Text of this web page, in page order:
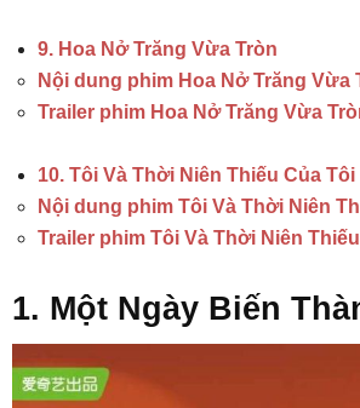
9. Hoa Nở Trăng Vừa Tròn
Nội dung phim Hoa Nở Trăng Vừa
Trailer phim Hoa Nở Trăng Vừa
10. Tôi Và Thời Niên Thiếu Của Tôi
Nội dung phim Tôi Và Thời Niên
Trailer phim Tôi Và Thời Niên
1. Một Ngày Biến